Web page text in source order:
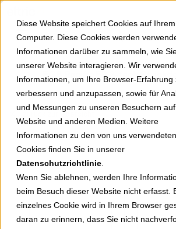
Diese Website speichert Cookies auf Ihrem
Computer. Diese Cookies werden
Informationen darüber zu sammeln, wie
unserer Website interagieren. Wir
Informationen, um Ihre Browser-Erfahrung
verbessern und anzupassen, sowie für
und Messungen zu unseren Besuchern
Website und anderen Medien. Weitere
Informationen zu den von uns verwendeten
Cookies finden Sie in unserer
Datenschutzrichtlinie
Wenn Sie ablehnen, werden Ihre
beim Besuch dieser Website nicht erfasst.
einzelnes Cookie wird in Ihrem Browser
daran zu erinnern, dass Sie nicht
Springe zu Hauptinhalt
0
zurück zur Übersicht